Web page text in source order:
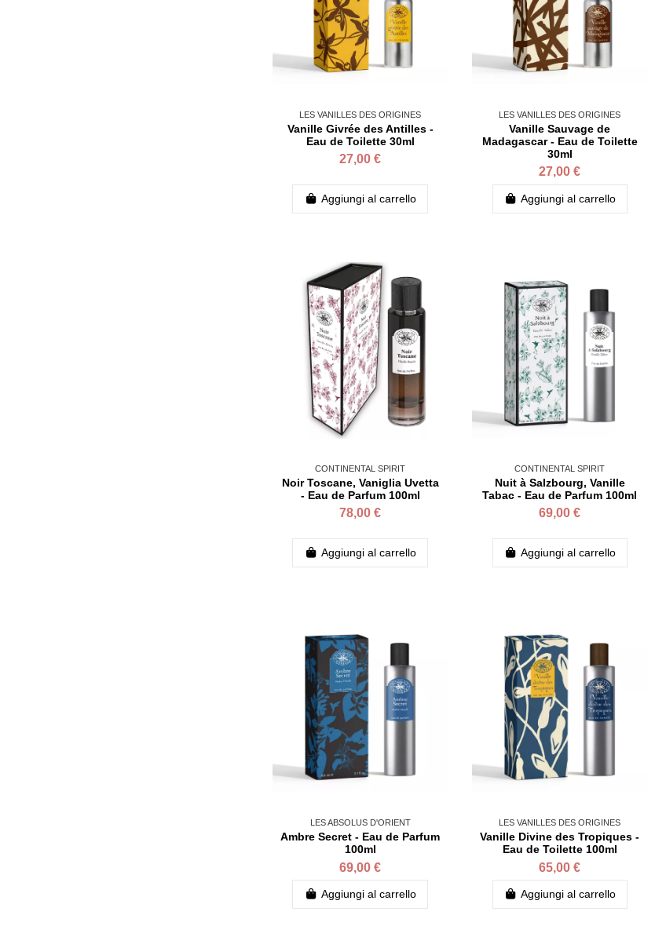
LES VANILLES DES ORIGINES
Vanille Givrée des Antilles -
Eau de Toilette 30ml
27,00 €
Aggiungi al carrello
LES VANILLES DES ORIGINES
Vanille Sauvage de
Madagascar - Eau de Toilette
30ml
27,00 €
Aggiungi al carrello
CONTINENTAL SPIRIT
Noir Toscane, Vaniglia Uvetta
- Eau de Parfum 100ml
78,00 €
Aggiungi al carrello
CONTINENTAL SPIRIT
Nuit à Salzbourg, Vanille
Tabac - Eau de Parfum 100ml
69,00 €
Aggiungi al carrello
LES ABSOLUS D'ORIENT
Ambre Secret - Eau de Parfum
100ml
69,00 €
Aggiungi al carrello
LES VANILLES DES ORIGINES
Vanille Divine des Tropiques -
Eau de Toilette 100ml
65,00 €
Aggiungi al carrello